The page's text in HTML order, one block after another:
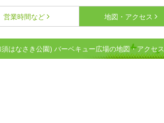
営業時間など 地図・アクセス
はなさき公園) バーベキュー広場の地図・アクセス